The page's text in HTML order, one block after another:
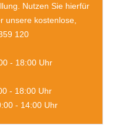
Nutzen Sie hierfür
unsere kostenlose,
120
- 18:00 Uhr
- 18:00 Uhr
- 14:00 Uhr